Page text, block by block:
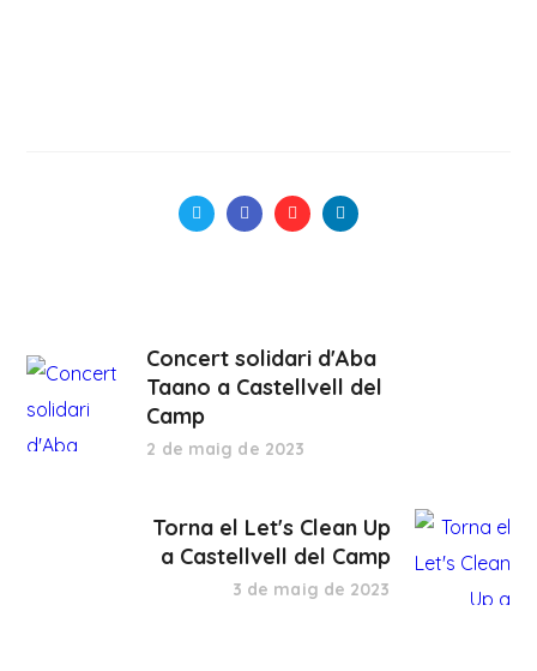
Concert solidari d'Aba
Taano a Castellvell del
Camp
2 de maig de 2023
Torna el Let's Clean Up
a Castellvell del Camp
3 de maig de 2023